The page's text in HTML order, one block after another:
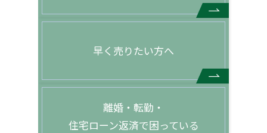
早く売りたい方へ
離婚・転勤・
住宅ローン返済で困っている